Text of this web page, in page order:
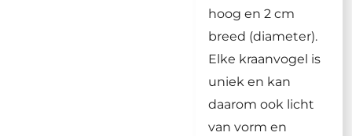
hoog en 2 cm
breed (diameter).
Elke kraanvogel is
uniek en kan
daarom ook licht
van vorm en